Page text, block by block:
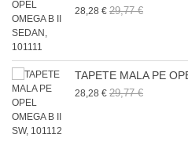
28,28 € 29,77 €
TAPETE MALA PE
28,28 € 29,77 €